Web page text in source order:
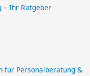
– Ihr Ratgeber
für Personalberatung &